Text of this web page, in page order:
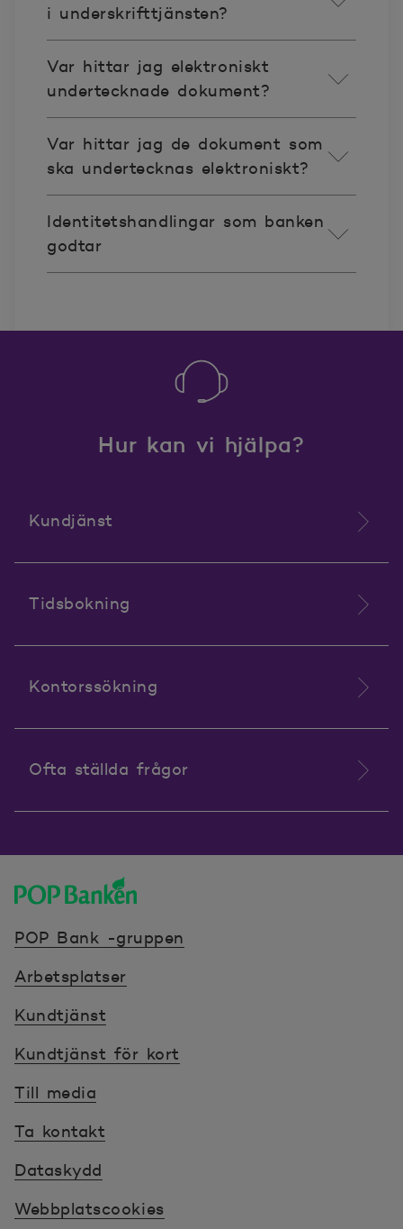
i underskrifttjänsten?
Var hittar jag elektroniskt
undertecknade dokument?
Var hittar jag de dokument som
ska undertecknas elektroniskt?
Identitetshandlingar som banken
godtar
Hur kan vi hjälpa?
Kundjänst
Tidsbokning
Kontorssökning
Ofta ställda frågor
POP Bank -gruppen
Arbetsplatser
Kundtjänst
Kundtjänst för kort
Till media
Ta kontakt
Dataskydd
Webbplatscookies